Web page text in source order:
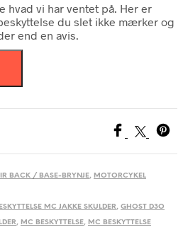
hvad vi har ventet på. Her er
du slet ikke mærker og
end en avis.
BACK / BASE-BRYNJE, MOTORCYKEL
MC JAKKE SKULDER, GHOST D3O
, MC BESKYTTELSE, MC BESKYTTELSE